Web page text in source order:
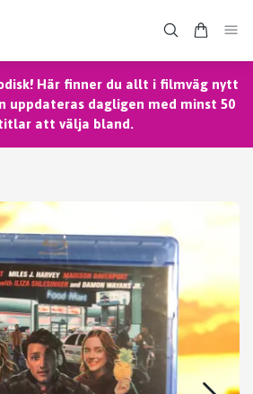
Här finner du allt i filmväg nytt
uppdateras dagligen med minst 50
att välja bland.